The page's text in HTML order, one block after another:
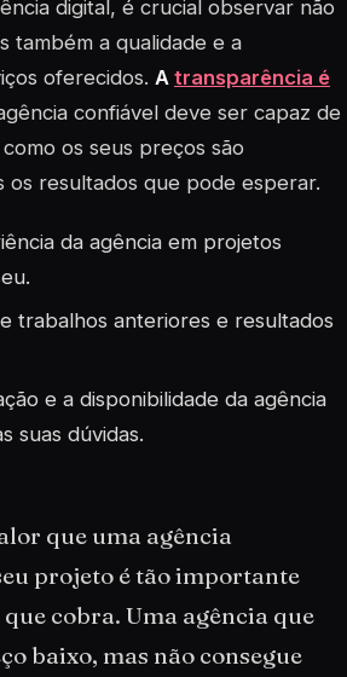
digital, é crucial observar não
também a qualidade e a
oferecidos. A transparência é
confiável deve ser capaz de
os seus preços são
os resultados que pode esperar.
da agência em projetos
trabalhos anteriores e resultados
e a disponibilidade da agência
suas dúvidas.
que uma agência
projeto é tão importante
cobra. Uma agência que
baixo, mas não consegue